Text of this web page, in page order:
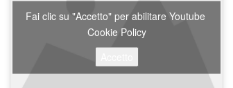
Fai clic su "Accetto" per abilitare Youtube
Cookie Policy